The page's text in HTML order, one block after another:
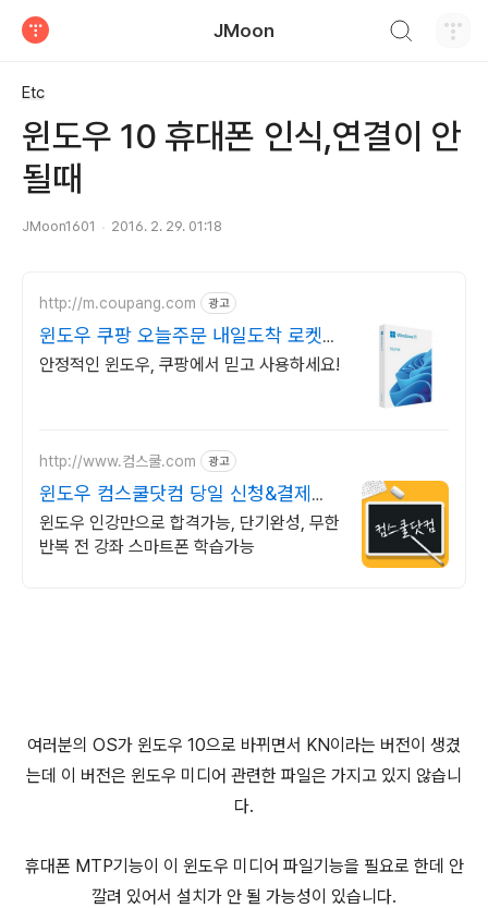
JMoon
Etc
윈도우 10 휴대폰 인식,연결이 안
될때
JMoon1601 2016. 2. 29. 01:18
http://m.coupang.com 광고
윈도우 쿠팡 오늘주문 내일도착 로켓배
송
안정적인 윈도우, 쿠팡에서 믿고 사용하세요!
http://www.컴스쿨.com 광고
윈도우 컴스쿨닷컴 당일 신청&결제시
기프티콘!
윈도우 인강만으로 합격가능, 단기완성, 무한
반복 전 강좌 스마트폰 학습가능
여러분의 OS가 윈도우 10으로 바뀌면서 KN이라는 버전이 생겼
는데 이 버전은 윈도우 미디어 관련한 파일은 가지고 있지 않습니
다.
휴대폰 MTP기능이 이 윈도우 미디어 파일기능을 필요로 한데 안
깔려 있어서 설치가 안 될 가능성이 있습니다.